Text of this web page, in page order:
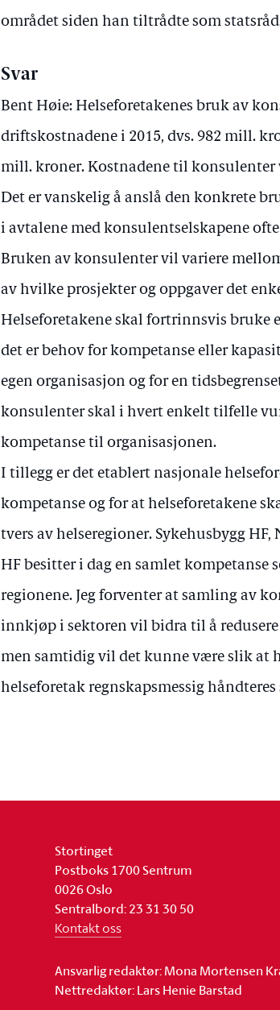
området siden han tiltrådte som
Svar
Bent Høie: Helseforetakenes bruk av
driftskostnadene i 2015, dvs. 982 mill.
mill. kroner. Kostnadene til konsulenter
Det er vanskelig å anslå den konkrete
i avtalene med konsulentselskapene
Bruken av konsulenter vil variere
av hvilke prosjekter og oppgaver det
Helseforetakene skal fortrinnsvis bruke
det er behov for kompetanse eller
egen organisasjon og for en
konsulenter skal i hvert enkelt tilfelle
kompetanse til organisasjonen.
I tillegg er det etablert nasjonale
kompetanse og for at helseforetakene
tvers av helseregioner. Sykehusbygg
HF besitter i dag en samlet
regionene. Jeg forventer at samling av
innkjøp i sektoren vil bidra til å
men samtidig vil det kunne være slik at
helseforetak regnskapsmessig
Stortinget
Postboks 1700 Sentrum
0026 Oslo
Sentralbord: 23 31 30 50
Kontakt oss
Ansvarlig redaktør: Mona Mortensen
Nettredaktør: Lars Henie Barstad